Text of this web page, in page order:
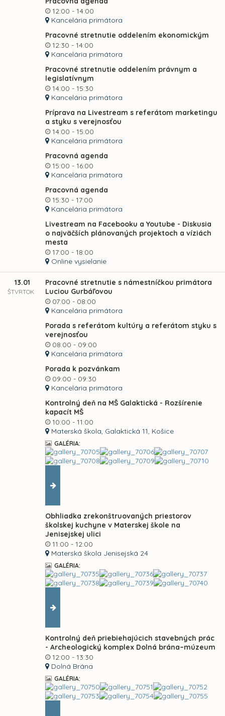
12:00 - 14:00
Kancelária primátora
Pracovné stretnutie oddelením ekonomickým
12:30 - 14:00
Kancelária primátora
Pracovné stretnutie oddelením právnym a
legislatívnym
14:00 - 15:30
Kancelária primátora
Príprava na Livestream s referátom marketingu
a styku s verejnosťou
14:00 - 15:00
Kancelária primátora
Pracovná agenda
15:00 - 16:00
Kancelária primátora
Pracovná agenda
15:30 - 17:00
Kancelária primátora
Livestream na Facebooku a Youtube - Diskusia
o najväčších plánovaných projektoch a víziách
mesta
17:00 - 18:00
Online vysielanie
13.01
ŠTVRTOK
Pracovné stretnutie s námestníčkou primátora
Luciou Gurbáľovou
07:00 - 08:00
Kancelária primátora
Porada s referátom kultúry a referátom styku s
verejnosťou
08:00 - 09:00
Kancelária primátora
Porada k pozvánkam
09:00 - 09:30
Kancelária primátora
Kontrolný deň na MŠ Galaktická - Rozšírenie
kapacít MŠ
10:00 - 11:00
Materská škola, Galaktická 11, Košice
GALÉRIA:
Obhliadka zrekonštruovaných priestorov
školskej kuchyne v Materskej škole na
Jenisejskej ulici
11:00 - 12:00
Materská škola Jenisejská 24
GALÉRIA:
Kontrolný deň priebiehajúcich stavebných prác
- Archeologický komplex Dolná brána–múzeum
12:00 - 13:30
Dolná Brána
GALÉRIA: